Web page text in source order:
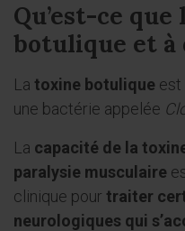
Qu’est-ce
botulique et à
La toxine botulique est
une bactérie appelée
La capacité de la
paralysie musculaire
clinique pour traiter
neurologiques qui